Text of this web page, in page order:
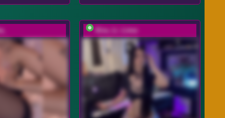
Kira_Li_Lime